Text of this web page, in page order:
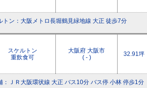
トン：大阪メトロ長堀鶴見緑地線 大正 徒歩7分
スケルトン
重飲食可
大阪府 大阪市
( - )
32.91坪
：ＪＲ大阪環状線 大正 バス10分 バス停 小林 停歩1分